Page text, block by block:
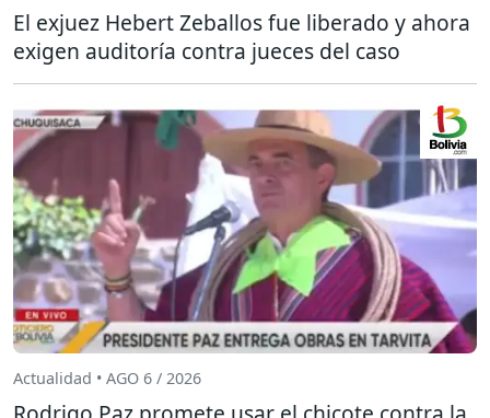
El exjuez Hebert Zeballos fue liberado y ahora
exigen auditoría contra jueces del caso
Actualidad • AGO 6 / 2026